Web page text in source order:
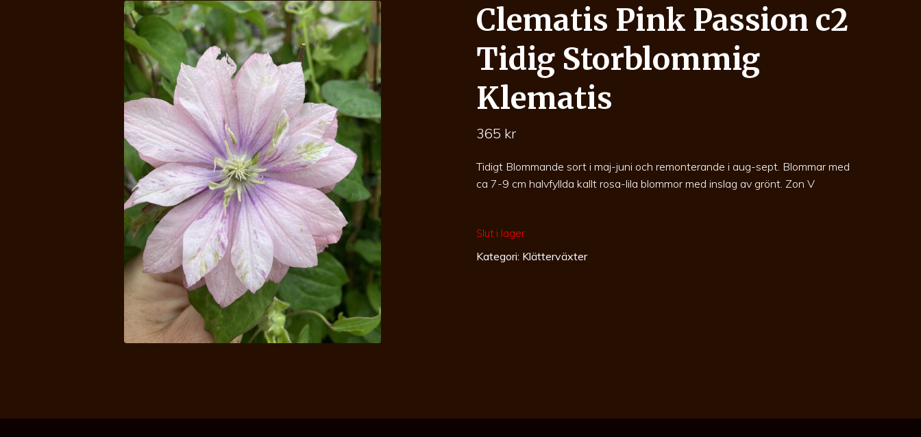
Clematis Pink Passion c2
Tidig Storblommig
Klematis
365 kr
Tidigt Blommande sort i maj-juni och remonterande i aug-sept. Blommar med
ca 7-9 cm halvfyllda kallt rosa-lila blommor med inslag av grönt. Zon V
Slut i lager
Kategori: Klätterväxter